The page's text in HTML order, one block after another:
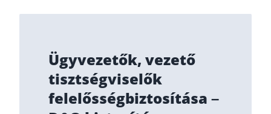
Ügyvezetők, vezető
tisztségviselők
felelősségbiztosítása –